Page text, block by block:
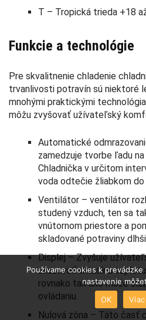
T – Tropická trieda +18
Funkcie a technológie
Pre skvalitnenie chladenie
trvanlivosti potravín sú niektoré
mnohými praktickými
môžu zvyšovať užívateľský
Automatické
zamedzuje tvorbe ľadu
Chladnička v určitom
voda odtečie žliabkom do
Ventilátor – ventilátor
studený vzduch, ten sa
vnútornom priestore a
skladované potraviny
Displej – Zvyšuje
ukazovať aktuálnu
rovnako tak ako môže
ovládaniu.
Nulová zóna – Táto časť
Používame cookies k
nastavenie
OK